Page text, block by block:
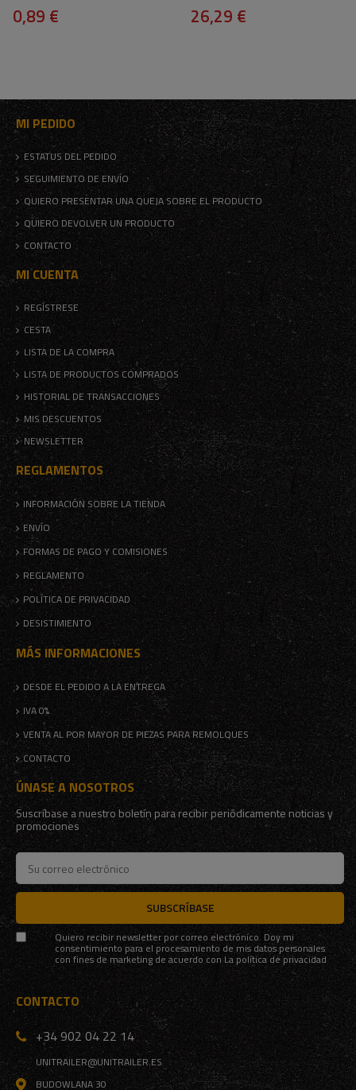
0,89 € 26,29 €
MI PEDIDO
ESTATUS DEL PEDIDO
SEGUIMIENTO DE ENVÍO
QUIERO PRESENTAR UNA QUEJA SOBRE EL PRODUCTO
QUIERO DEVOLVER UN PRODUCTO
CONTACTO
MI CUENTA
REGÍSTRESE
CESTA
LISTA DE LA COMPRA
LISTA DE PRODUCTOS COMPRADOS
HISTORIAL DE TRANSACCIONES
MIS DESCUENTOS
NEWSLETTER
REGLAMENTOS
INFORMACIÓN SOBRE LA TIENDA
ENVÍO
FORMAS DE PAGO Y COMISIONES
REGLAMENTO
POLÍTICA DE PRIVACIDAD
DESISTIMIENTO
MÁS INFORMACIONES
DESDE EL PEDIDO A LA ENTREGA
IVA 0%
VENTA AL POR MAYOR DE PIEZAS PARA REMOLQUES
CONTACTO
ÚNASE A NOSOTROS
Suscríbase a nuestro boletín para recibir periódicamente noticias y
promociones
SUBSCRÍBASE
Quiero recibir newsletter por correo electrónico. Doy mi
consentimiento para el procesamiento de mis datos personales
con fines de marketing de acuerdo conLa política de privacidad
CONTACTO
+34 902 04 22 14
UNITRAILER@UNITRAILER.ES
BUDOWLANA 30